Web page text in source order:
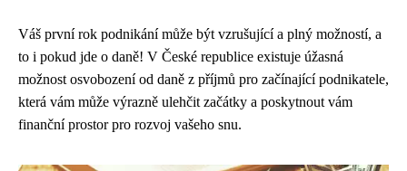
Váš první rok podnikání může být vzrušující a plný možností, a
to i pokud jde o daně! V České republice existuje úžasná
možnost osvobození od daně z příjmů pro začínající podnikatele,
která vám může výrazně ulehčit začátky a poskytnout vám
finanční prostor pro rozvoj vašeho snu.